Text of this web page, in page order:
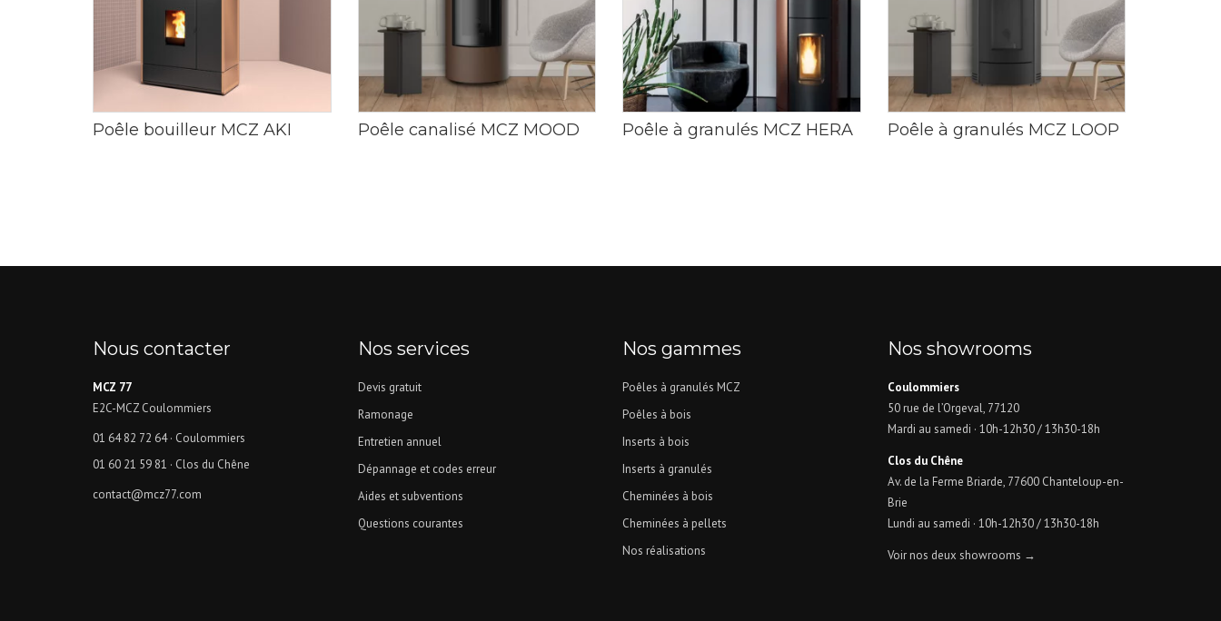
Poêle bouilleur MCZ AKI Poêle canalisé MCZ MOOD Poêle à granulés MCZ HERA Poêle à granulés MCZ LOOP
Nous contacter
MCZ 77
E2C-MCZ Coulommiers
01 64 82 72 64· Coulommiers
01 60 21 59 81 · Clos du Chêne
contact@mcz77.com
Nos services
Devis gratuit
Ramonage
Entretien annuel
Dépannage et codes erreur
Aides et subventions
Questions courantes
Nos gammes
Poêles à granulés MCZ
Poêles à bois
Inserts à bois
Inserts à granulés
Cheminées à bois
Cheminées à pellets
Nos réalisations
Nos showrooms
Coulommiers
50 rue de l’Orgeval, 77120
Mardi au samedi · 10h-12h30 / 13h30-18h
Clos du Chêne
Av. de la Ferme Briarde, 77600 Chanteloup-en-
Brie
Lundi au samedi · 10h-12h30 / 13h30-18h
Voir nos deux showrooms →